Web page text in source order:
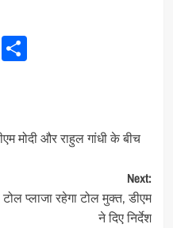
Share
मोदी और राहुल गांधी के बीच
Next:
प्लाजा रहेगा टोल मुक्त, डीएम
ने दिए निर्देश